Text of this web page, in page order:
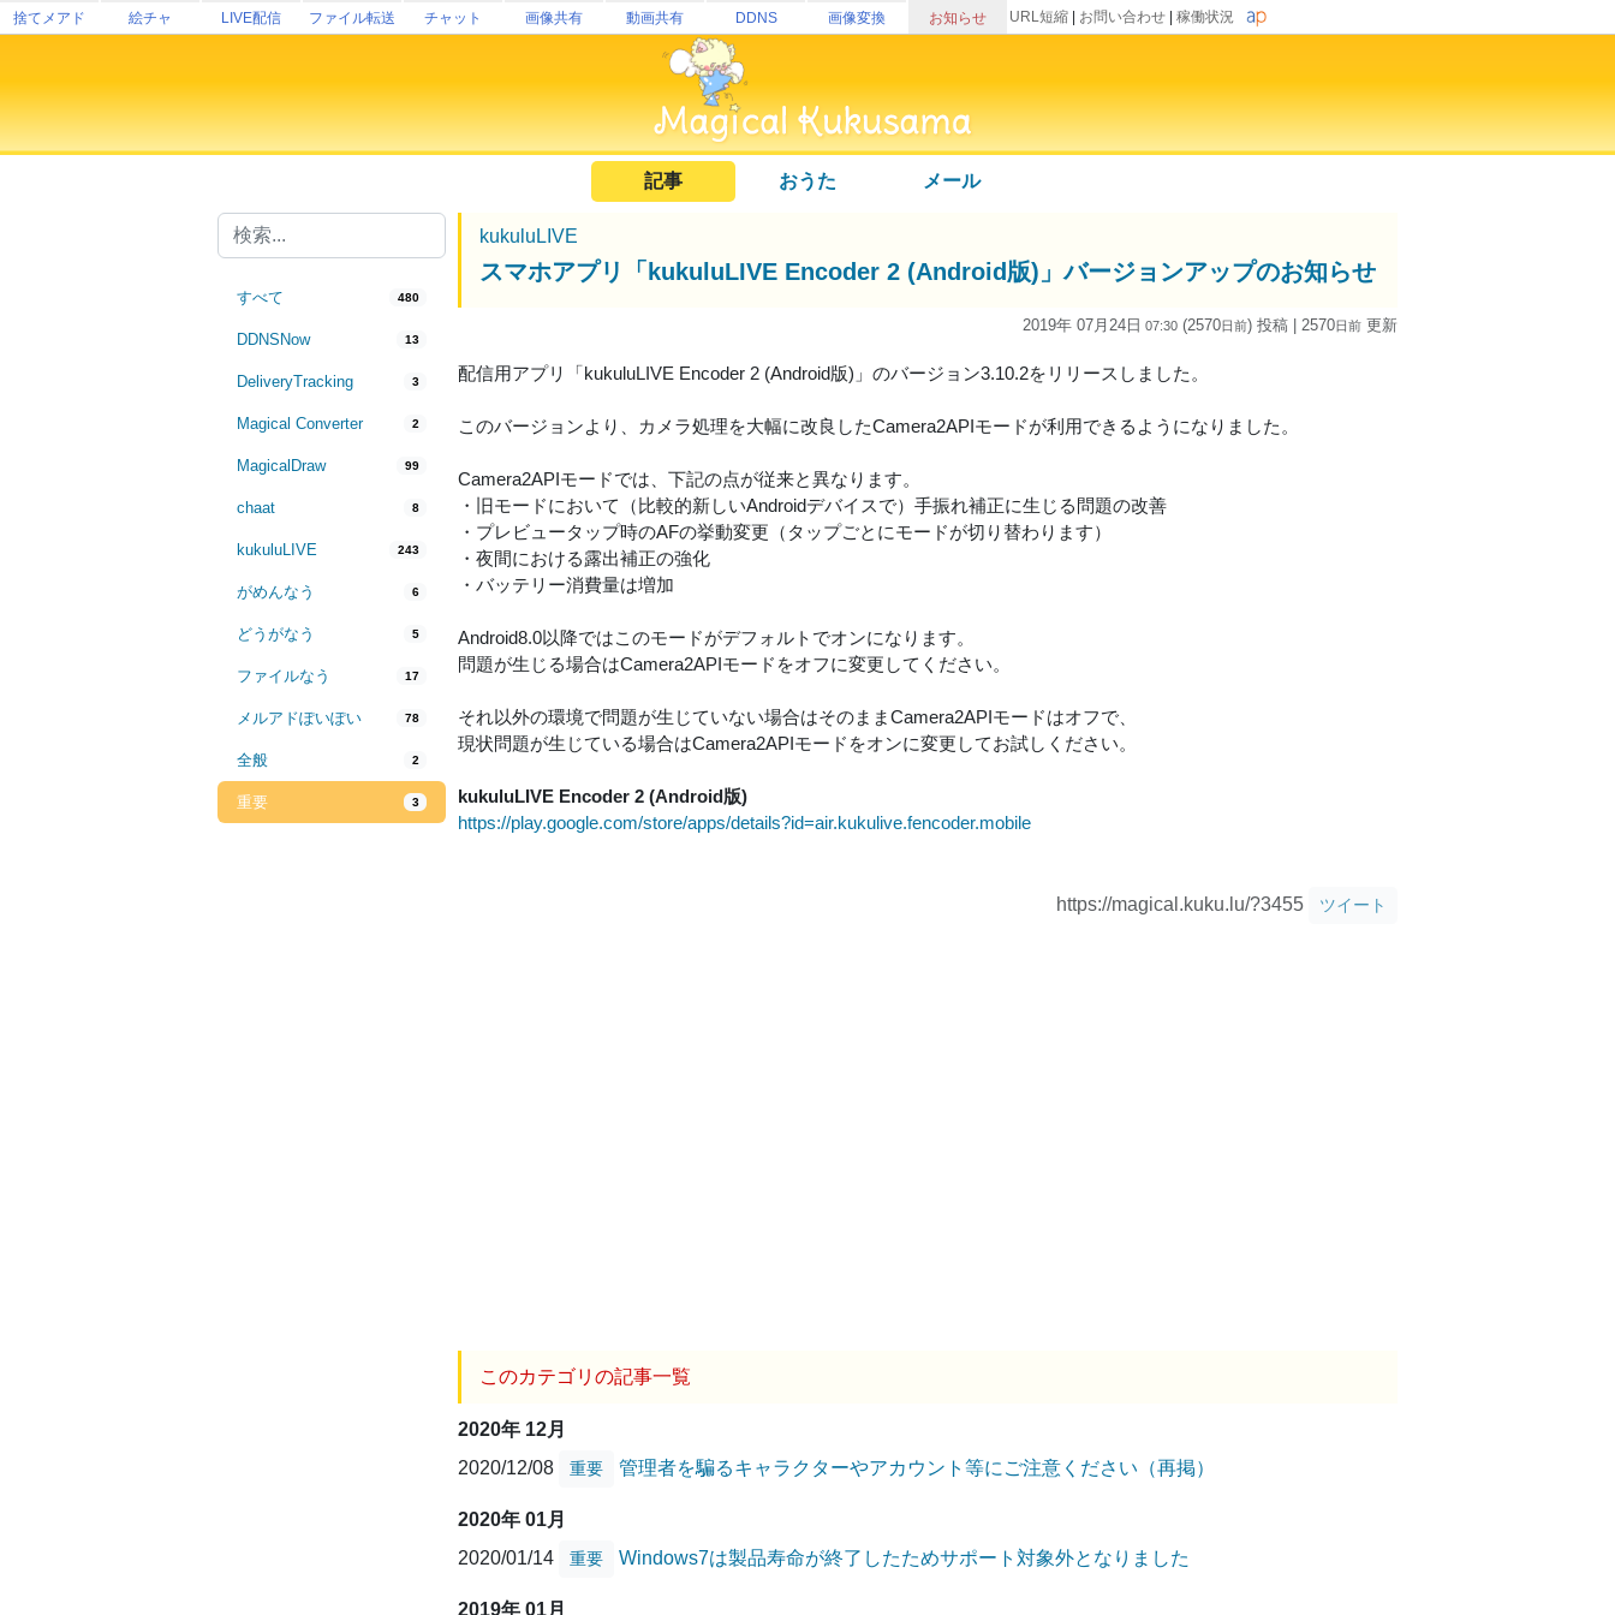
捨てメアド 絵チャ LIVE配信 ファイル転送 チャット 画像共有 動画共有 DDNS 画像変換 お知らせ URL短縮 お問い合わせ 稼働状況
記事 おうた メール
すべて 480
DDNSNow 13
DeliveryTracking 3
Magical Converter 2
MagicalDraw 99
chaat 8
kukuluLIVE 243
がめんなう 6
どうがなう 5
ファイルなう 17
メルアドぽいぽい 78
全般 2
重要 3
kukuluLIVE
スマホアプリ「kukuluLIVE Encoder 2 (Android版)」バージョンアップのお知らせ
2019年 07月24日 07:30 (2570日前) 投稿 | 2570日前 更新
配信用アプリ「kukuluLIVE Encoder 2 (Android版)」のバージョン3.10.2をリリースしました。
このバージョンより、カメラ処理を大幅に改良したCamera2APIモードが利用できるようになりました。
Camera2APIモードでは、下記の点が従来と異なります。
・旧モードにおいて（比較的新しいAndroidデバイスで）手振れ補正に生じる問題の改善
・プレビュータップ時のAFの挙動変更（タップごとにモードが切り替わります）
・夜間における露出補正の強化
・バッテリー消費量は増加
Android8.0以降ではこのモードがデフォルトでオンになります。
問題が生じる場合はCamera2APIモードをオフに変更してください。
それ以外の環境で問題が生じていない場合はそのままCamera2APIモードはオフで、
現状問題が生じている場合はCamera2APIモードをオンに変更してお試しください。
kukuluLIVE Encoder 2 (Android版)
https://play.google.com/store/apps/details?id=air.kukulive.fencoder.mobile
https://magical.kuku.lu/?3455 ツイート
このカテゴリの記事一覧
2020年 12月
2020/12/08
重要 管理者を騙るキャラクターやアカウント等にご注意ください（再掲）
2020年 01月
2020/01/14
重要 Windows7は製品寿命が終了したためサポート対象外となりました
2019年 01月